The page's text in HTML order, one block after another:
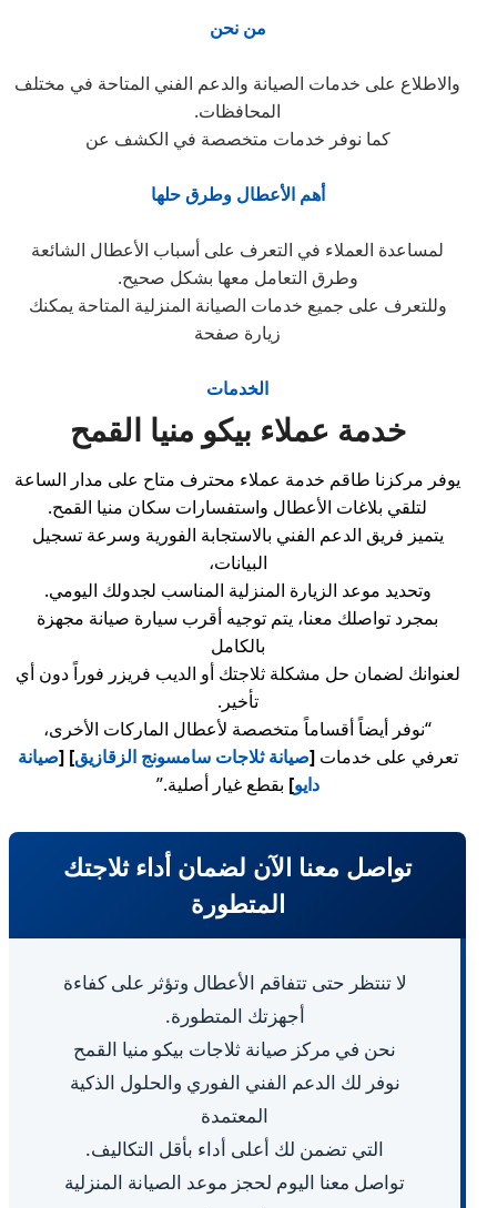
من نحن
والاطلاع على خدمات الصيانة والدعم الفني المتاحة في مختلف
المحافظات.
كما نوفر خدمات متخصصة في الكشف عن
أهم الأعطال وطرق حلها
لمساعدة العملاء في التعرف على أسباب الأعطال الشائعة
وطرق التعامل معها بشكل صحيح.
وللتعرف على جميع خدمات الصيانة المنزلية المتاحة يمكنك
زيارة صفحة
الخدمات
خدمة عملاء بيكو منيا القمح
يوفر مركزنا طاقم خدمة عملاء محترف متاح على مدار الساعة
لتلقي بلاغات الأعطال واستفسارات سكان منيا القمح.
يتميز فريق الدعم الفني بالاستجابة الفورية وسرعة تسجيل
البيانات،
وتحديد موعد الزيارة المنزلية المناسب لجدولك اليومي.
بمجرد تواصلك معنا، يتم توجيه أقرب سيارة صيانة مجهزة
بالكامل
لعنوانك لضمان حل مشكلة ثلاجتك أو الديب فريزر فوراً دون أي
تأخير.
“نوفر أيضاً أقساماً متخصصة لأعطال الماركات الأخرى،
تعرفي على خدمات[صيانة ثلاجات سامسونج الزقازيق] [صيانة
دايو] بقطع غيار أصلية.”
تواصل معنا الآن لضمان أداء ثلاجتك
المتطورة
لا تنتظر حتى تتفاقم الأعطال وتؤثر على كفاءة
أجهزتك المتطورة.
نحن في مركز صيانة ثلاجات بيكو منيا القمح
نوفر لك الدعم الفني الفوري والحلول الذكية
المعتمدة
التي تضمن لك أعلى أداء بأقل التكاليف.
تواصل معنا اليوم لحجز موعد الصيانة المنزلية